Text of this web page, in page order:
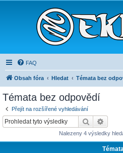
FAQ
Obsah fóra Hledat Témata bez
Témata bez odpovědí
Přejít na rozšířené vyhledávání
Hledat
Nalezeny 4 výsledky